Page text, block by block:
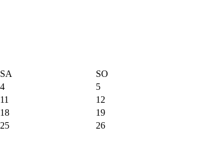
SA
SO
4
5
11
12
18
19
25
26